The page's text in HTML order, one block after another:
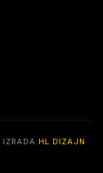
HL DIZAJN